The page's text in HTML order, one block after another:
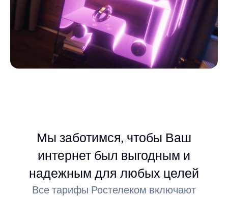
Мы заботимся, чтобы Ваш
интернет был выгодным и
надежным для любых целей
Все тарифы Ростелеком включают